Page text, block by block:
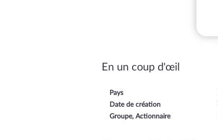
En un coup d'œil
Pays
Date de création
Groupe, Actionnaire